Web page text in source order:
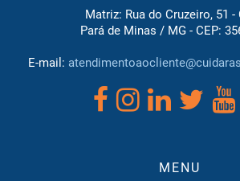
Matriz: Rua do Cruzeiro, 51 -
Pará de Minas / MG - CEP:
E-mail:
MENU